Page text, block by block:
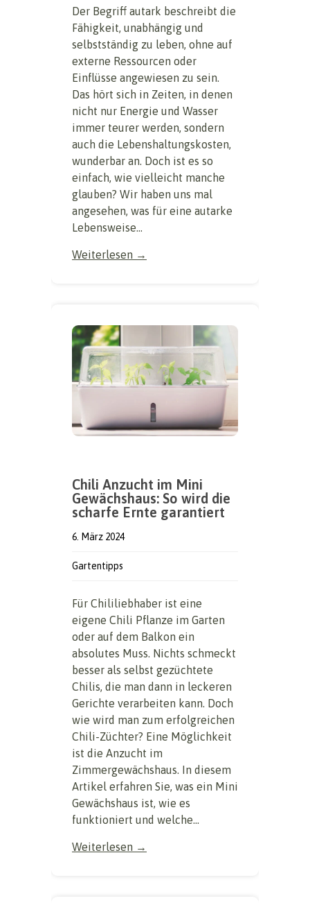
Der Begriff autark beschreibt die
Fähigkeit, unabhängig und
selbstständig zu leben, ohne auf
externe Ressourcen oder
Einflüsse angewiesen zu sein.
Das hört sich in Zeiten, in denen
nicht nur Energie und Wasser
immer teurer werden, sondern
auch die Lebenshaltungskosten,
wunderbar an. Doch ist es so
einfach, wie vielleicht manche
glauben? Wir haben uns mal
angesehen, was für eine autarke
Lebensweise...
Weiterlesen →
Chili Anzucht im Mini
Gewächshaus: So wird die
scharfe Ernte garantiert
6. März 2024
Gartentipps
Für Chililiebhaber ist eine
eigene Chili Pflanze im Garten
oder auf dem Balkon ein
absolutes Muss. Nichts schmeckt
besser als selbst gezüchtete
Chilis, die man dann in leckeren
Gerichte verarbeiten kann. Doch
wie wird man zum erfolgreichen
Chili-Züchter? Eine Möglichkeit
ist die Anzucht im
Zimmergewächshaus. In diesem
Artikel erfahren Sie, was ein Mini
Gewächshaus ist, wie es
funktioniert und welche...
Weiterlesen →